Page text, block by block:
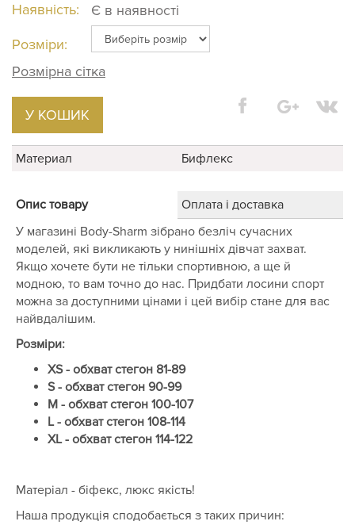
Наявність:
Є в наявності
Розміри:
Розмірна сітка
У КОШИК
Материал Бифлекс
Опис товару
Оплата і доставка
У магазині Body-Sharm зібрано безліч сучасних
моделей, які викликають у нинішніх дівчат захват.
Якщо хочете бути не тільки спортивною, а ще й
модною, то вам точно до нас. Придбати лосини спорт
можна за доступними цінами і цей вибір стане для вас
найвдалішим.
Розміри:
XS - обхват стегон 81-89
S - обхват стегон 90-99
M - обхват стегон 100-107
L - обхват стегон 108-114
XL - обхват стегон 114-122
Матеріал - біфекс, люкс якість!
Наша продукція сподобається з таких причин: